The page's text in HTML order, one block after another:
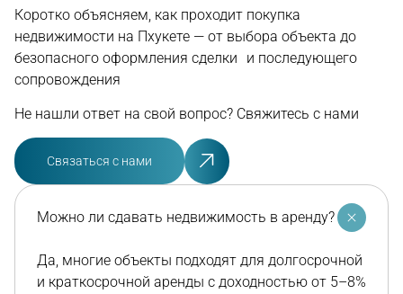
Коротко объясняем, как проходит покупка
недвижимости на Пхукете — от выбора объекта до
безопасного оформления сделки и последующего
сопровождения
Не нашли ответ на свой вопрос? Свяжитесь с нами
Связаться с нами
Можно ли сдавать недвижимость в аренду?
Да, многие объекты подходят для долгосрочной
и краткосрочной аренды с доходностью от 5–8%